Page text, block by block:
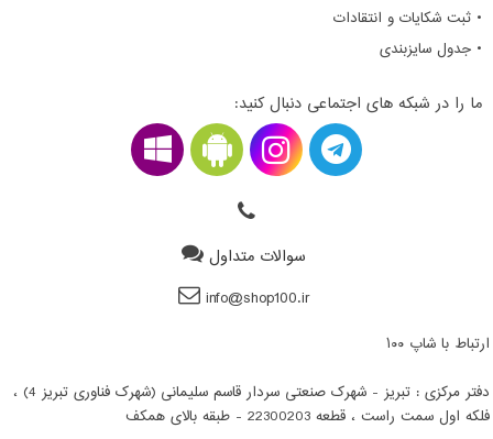
• ثبت شکایات و انتقادات
• جدول سایزبندی
ما را در شبکه های اجتماعی دنبال کنید:
سوالات متداول
info@shop100.ir
ارتباط با شاپ ۱۰۰
دفتر مرکزی : تبریز - شهرک صنعتی سردار قاسم سلیمانی (شهرک فناوری تبریز 4) ،
فلکه اول سمت راست ، قطعه 22300203 - طبقه بالای همکف